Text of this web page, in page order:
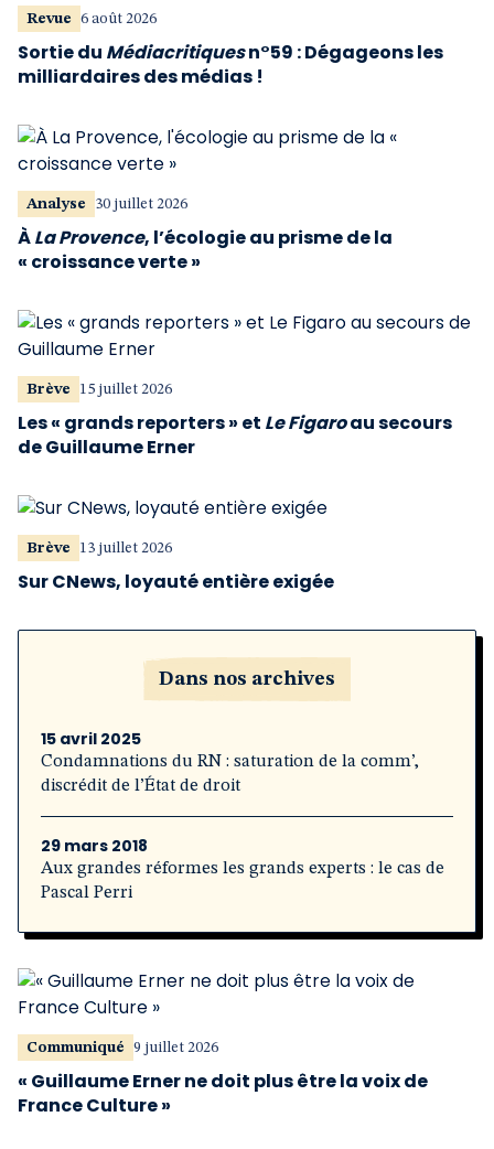
Revue 6 août 2026
Sortie du Médiacritiquesn°59 : Dégageons les
milliardaires des médias !
Analyse 30 juillet 2026
ÀLa Provence, l’écologie au prisme de la
« croissance verte »
Brève 15 juillet 2026
Les « grands reporters » et Le Figaroau secours
de Guillaume Erner
Brève 13 juillet 2026
Sur CNews, loyauté entière exigée
Dans nos archives
15 avril 2025
Condamnations du RN : saturation de la comm’,
discrédit de l’État de droit
29 mars 2018
Aux grandes réformes les grands experts : le cas de
Pascal Perri
Communiqué 9 juillet 2026
« Guillaume Erner ne doit plus être la voix de
France Culture »